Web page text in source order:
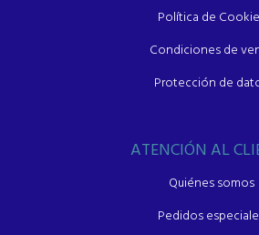
Política de
Condiciones de
Protección de
ATENCIÓN AL
Quiénes somos
Pedidos